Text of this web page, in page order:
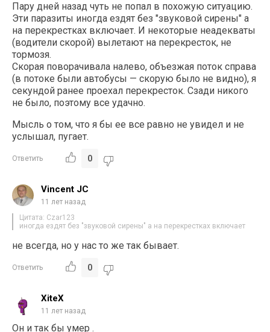
Пару дней назад чуть не попал в похожую ситуацию.
Эти паразиты иногда ездят без "звуковой сирены" а
на перекрестках включает. И некоторые неадекваты
(водители скорой) вылетают на перекресток, не
тормозя.
Скорая поворачивала налево, объезжая поток справа
(в потоке были автобусы — скорую было не видно), я
секундой ранее проехал перекресток. Сзади никого
не было, поэтому все удачно.
Мысль о том, что я бы ее все равно не увидел и не
услышал, пугает.
Ответить 0
Vincent JC
11 лет назад
Цитата: Czar123
иногда ездят без "звуковой сирены" а на перекрестках включает
не всегда, но у нас то же так бывает.
Ответить 0
XiteX
11 лет назад
Он и так бы умер .